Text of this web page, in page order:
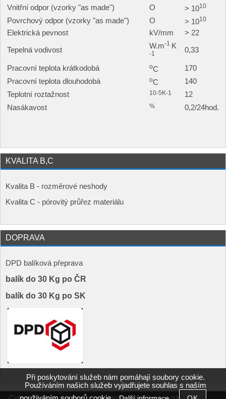
Vnitřní odpor (vzorky "as made")
O > 1010
Povrchový odpor (vzorky "as made") O > 1010
Elektrická pevnost kV/mm > 22
Tepelná vodivost
W.m-1 K
-1 0,33
Pracovní teplota krátkodobá oC
170
Pracovní teplota dlouhodobá
oC
140
Teplotní roztažnost
10-5K-1
12
Nasákavost
% 0,2/24hod.
KVALITA B,C
Kvalita B - rozměrové neshody
Kvalita C - pórovitý průřez materiálu
DOPRAVA
DPD balíková přeprava
balík do 30 Kg po ČR
balík do 30 Kg po SK
Při poskytování služeb nám pomáhají soubory cookie.
Používáním našich služeb vyjadřujete souhlas s naším